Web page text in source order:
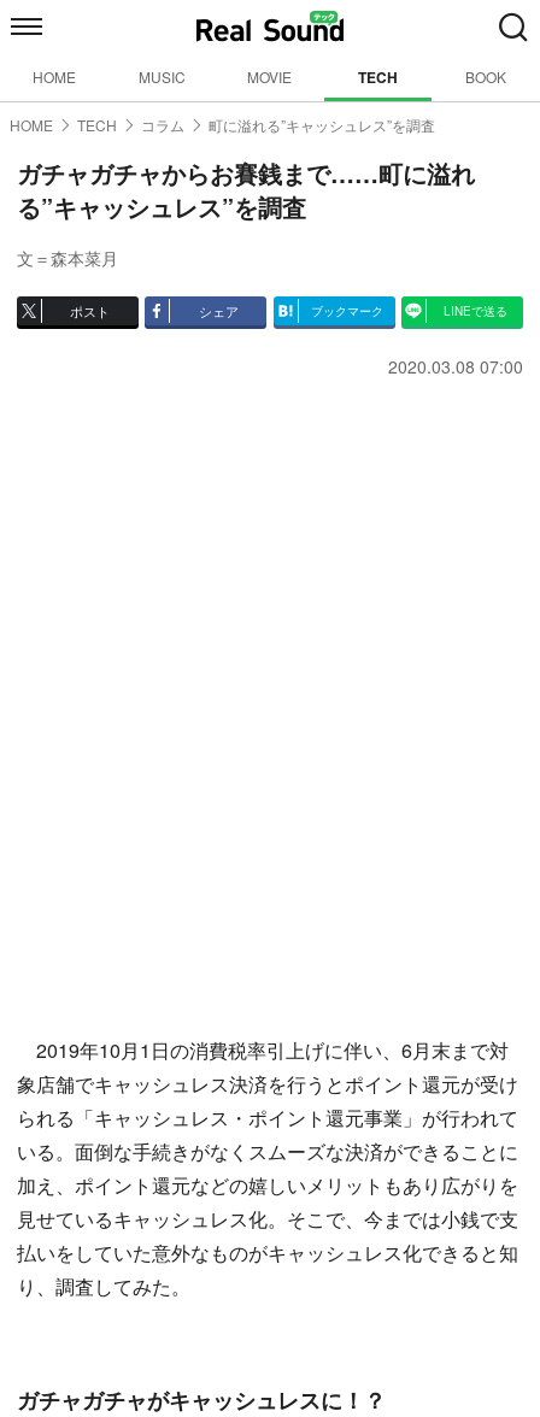
HOME MUSIC MOVIE TECH BOOK
HOME TECH コラム 町に溢れる”キャッシュレス”を調査
ガチャガチャからお賽銭まで……町に溢れ
る”キャッシュレス”を調査
文＝森本菜月
ポスト シェア ブックマーク LINEで送る
2020.03.08 07:00
2019年10月1日の消費税率引上げに伴い、6月末まで対
象店舗でキャッシュレス決済を行うとポイント還元が受け
られる「キャッシュレス・ポイント還元事業」が行われて
いる。面倒な手続きがなくスムーズな決済ができることに
加え、ポイント還元などの嬉しいメリットもあり広がりを
見せているキャッシュレス化。そこで、今までは小銭で支
払いをしていた意外なものがキャッシュレス化できると知
り、調査してみた。
ガチャガチャがキャッシュレスに！？